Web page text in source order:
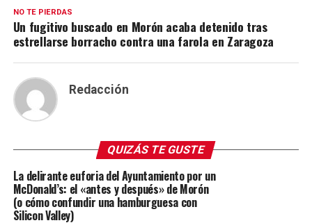
NO TE PIERDAS
Un fugitivo buscado en Morón acaba detenido tras
estrellarse borracho contra una farola en Zaragoza
Redacción
QUIZÁS TE GUSTE
La delirante euforia del Ayuntamiento por un
McDonald’s: el «antes y después» de Morón
(o cómo confundir una hamburguesa con
Silicon Valley)